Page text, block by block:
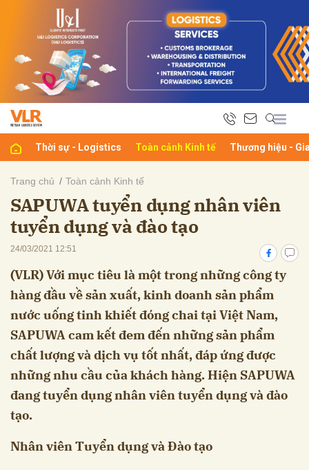
Thời sự - Logistics Toàn cảnh Kinh tế Thương hiệu -
Trang chủ Toàn cảnh Kinh tế
SAPUWA tuyển dụng nhân viên
tuyển dụng và đào tạo
24/03/2021 12:51
(VLR) Với mục tiêu là một trong những công ty
hàng đầu về sản xuất, kinh doanh sản phẩm
nước uống tinh khiết đóng chai tại Việt Nam,
SAPUWA cam kết đem đến những sản phẩm
chất lượng và dịch vụ tốt nhất, đáp ứng được
những nhu cầu của khách hàng. Hiện SAPUWA
đang tuyển dụng nhân viên tuyển dụng và đào
tạo.
Nhân viên Tuyển dụng và Đào tạo
luận
Hủy